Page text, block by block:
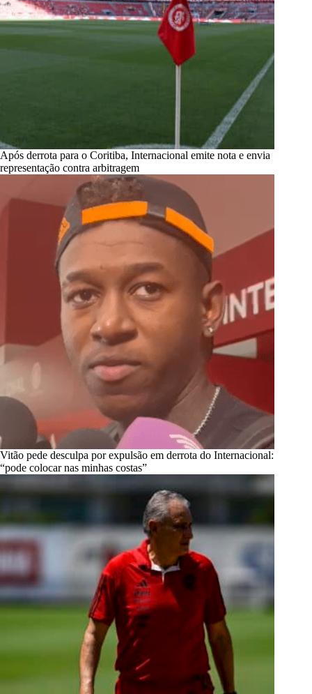
Após derrota para o Coritiba, Internacional emite nota e envia
representação contra arbitragem
Vitão pede desculpa por expulsão em derrota do Internacional:
“pode colocar nas minhas costas”